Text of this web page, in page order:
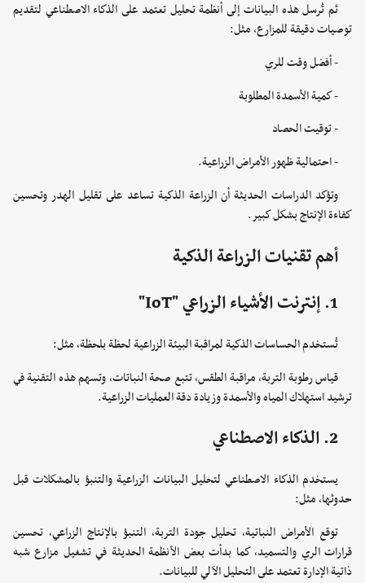
ثم تُرسل هذه البيانات إلى أنظمة تحليل تعتمد على الذكاء الاصطناعي لتقديم
توصيات دقيقة للمزارع، مثل:
- أفضل وقت للري
- كمية الأسمدة المطلوبة
- توقيت الحصاد
- احتمالية ظهور الأمراض الزراعية.
وتؤكد الدراسات الحديثة أن الزراعة الذكية تساعد على تقليل الهدر وتحسين
كفاءة الإنتاج بشكل كبير.
أهم تقنيات الزراعة الذكية
1. إنترنت الأشياء الزراعي "IoT"
تُستخدم الحساسات الذكية لمراقبة البيئة الزراعية لحظة بلحظة، مثل:
قياس رطوبة التربة، مراقبة الطقس، تتبع صحة النباتات، وتسهم هذه التقنية في
ترشيد استهلاك المياه والأسمدة وزيادة دقة العمليات الزراعية.
2. الذكاء الاصطناعي
يستخدم الذكاء الاصطناعي لتحليل البيانات الزراعية والتنبؤ بالمشكلات قبل
حدوثها، مثل:
توقع الأمراض النباتية، تحليل جودة التربة، التنبؤ بالإنتاج الزراعي، تحسين
قرارات الري والتسميد، كما بدأت بعض الأنظمة الحديثة في تشغيل مزارع شبه
ذاتية الإدارة تعتمد على التحليل الآلي للبيانات.